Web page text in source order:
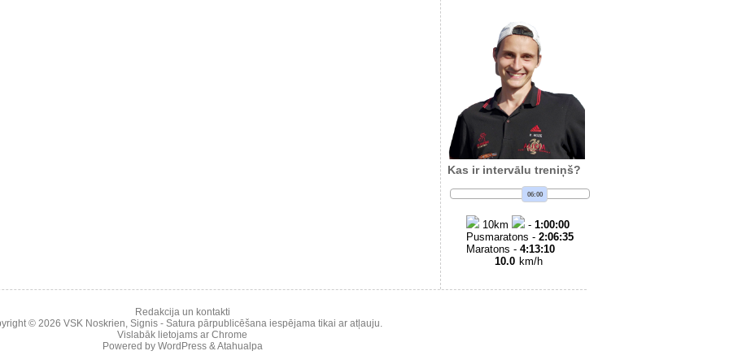
Kas ir intervālu treniņš?
06:00
10km - 1:00:00
Pusmaratons - 2:06:35
Maratons - 4:13:10
10.0 km/h
Redakcija un kontakti
© 2026 VSK Noskrien, Signis- Satura pārpublicēšana iespējama tikai ar atļauju.
Vislabāk lietojams ar Chrome
Powered by WordPress&Atahualpa